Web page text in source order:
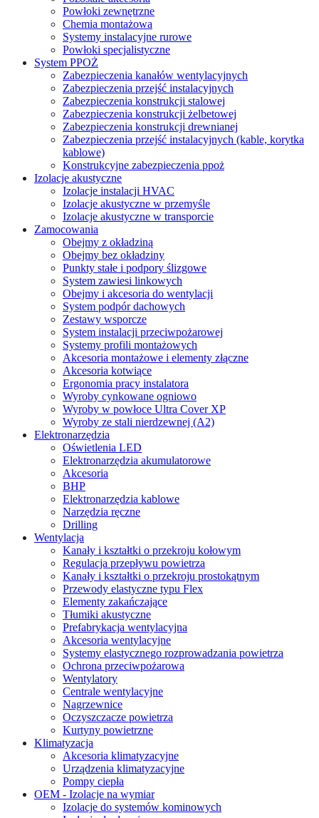
Powłoki zewnętrzne
Chemia montażowa
Systemy instalacyjne rurowe
Powłoki specjalistyczne
System PPOŻ
Zabezpieczenia kanałów wentylacyjnych
Zabezpieczenia przejść instalacyjnych
Zabezpieczenia konstrukcji stalowej
Zabezpieczenia konstrukcji żelbetowej
Zabezpieczenia konstrukcji drewnianej
Zabezpieczenia przejść instalacyjnych (kable, korytka
kablowe)
Konstrukcyjne zabezpieczenia ppoż
Izolacje akustyczne
Izolacje instalacji HVAC
Izolacje akustyczne w przemyśle
Izolacje akustyczne w transporcie
Zamocowania
Obejmy z okładziną
Obejmy bez okładziny
Punkty stałe i podpory ślizgowe
System zawiesi linkowych
Obejmy i akcesoria do wentylacji
System podpór dachowych
Zestawy wsporcze
System instalacji przeciwpożarowej
Systemy profili montażowych
Akcesoria montażowe i elementy złączne
Akcesoria kotwiące
Ergonomia pracy instalatora
Wyroby cynkowane ogniowo
Wyroby w powłoce Ultra Cover XP
Wyroby ze stali nierdzewnej (A2)
Elektronarzędzia
Oświetlenia LED
Elektronarzędzia akumulatorowe
Akcesoria
BHP
Elektronarzędzia kablowe
Narzędzia ręczne
Drilling
Wentylacja
Kanały i kształtki o przekroju kołowym
Regulacja przepływu powietrza
Kanały i kształtki o przekroju prostokątnym
Przewody elastyczne typu Flex
Elementy zakańczające
Tłumiki akustyczne
Prefabrykacja wentylacyjna
Akcesoria wentylacyjne
Systemy elastycznego rozprowadzania powietrza
Ochrona przeciwpożarowa
Wentylatory
Centrale wentylacyjne
Nagrzewnice
Oczyszczacze powietrza
Kurtyny powietrzne
Klimatyzacja
Akcesoria klimatyzacyjne
Urządzenia klimatyzacyjne
Pompy ciepła
OEM - Izolacje na wymiar
Izolacje do systemów kominowych